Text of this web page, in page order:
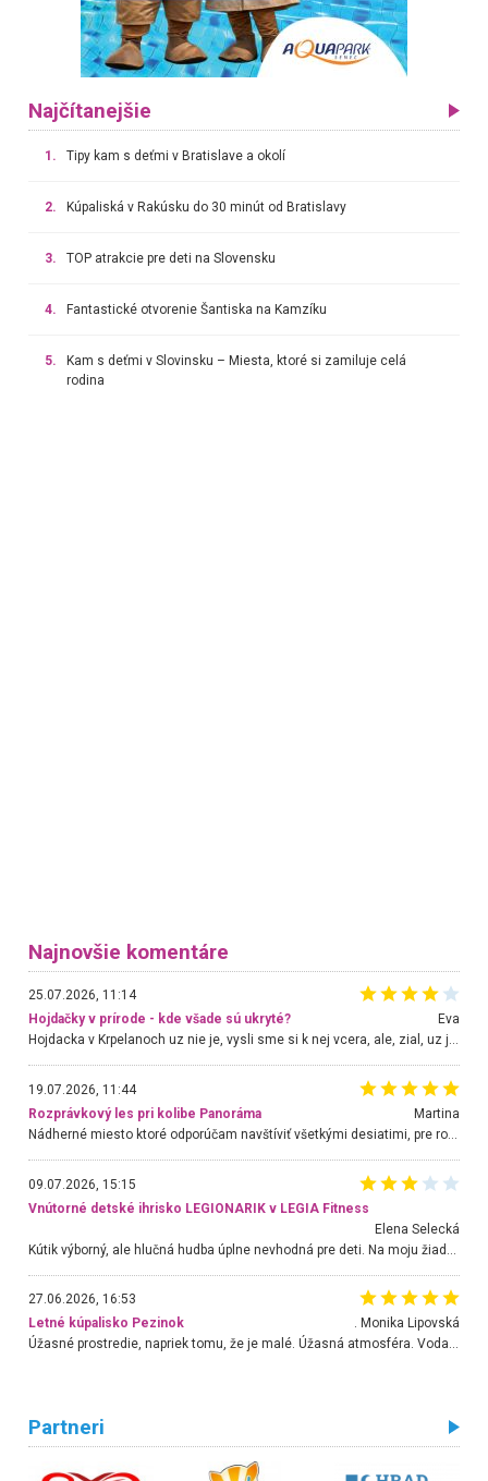
Najčítanejšie
1. Tipy kam s deťmi v Bratislave a okolí
2. Kúpaliská v Rakúsku do 30 minút od Bratislavy
3. TOP atrakcie pre deti na Slovensku
4. Fantastické otvorenie Šantiska na Kamzíku
5.
Kam s deťmi v Slovinsku – Miesta, ktoré si zamiluje celá
rodina
Najnovšie komentáre
25.07.2026, 11:14
Hojdačky v prírode - kde všade sú ukryté?
Eva
Hojdacka v Krpelanoch uz nie je, vysli sme si k nej vcera, ale, zial, uz je znicena. Ak sem planujete cestu len kvoli hojdacke, mozete si ju usetrit. Krasny vyhlad je tu vsak aj bez hojdacky :-)
19.07.2026, 11:44
Rozprávkový les pri kolibe Panoráma
Martina
Nádherné miesto ktoré odporúčam navštíviť všetkými desiatimi, pre rodiny s deťmi, dôchodcom... Proste a jednoducho ozaj rozprávkový les.. určite ešte prídeme. Odniesli sme si na pamiatku krásne tričká,
09.07.2026, 15:15
Vnútorné detské ihrisko LEGIONARIK v LEGIA Fitness
Elena Selecká
27.06.2026, 16:53
Letné kúpalisko Pezinok
. Monika Lipovská
Úžasné prostredie, napriek tomu, že je malé. Úžasná atmosféra. Voda fantastická a nádherná. Ľudí je pomerne veľa, ale su mili a ohľaduplní. Je veľmi zaujímavé sledovať, ako dokážu spolu športovať cudzí ľudia a bez ohľadu na vek. Vládne tu pohoda. Vnuka neviem dostať z vody. Ďakujem za krásny deň . Urcite sa sem vrátim. Jediný problém je s parkovaním, ale aj ten sa mi podarilo vyriešiť. Monika Bratislava
Partneri